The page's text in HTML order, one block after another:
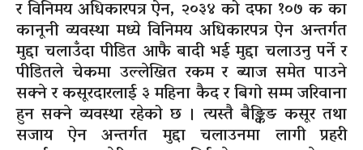
र विनिमय अधिकारपत्र ऐन, २०३४ को दफा १०७ क का
कानूनी व्यवस्था मध्ये विनिमय अधिकारपत्र ऐन अन्तर्गत
मुद्दा चलाउँदा पीडित आफै बादी भई मुद्दा चलाउनु पर्ने र
पीडितले चेकमा उल्लेखित रकम र ब्याज समेत पाउने
सक्ने र कसूरदारलाई ३ महिना कैद र बिगो सम्म जरिवाना
हुन सक्ने व्यवस्था रहेको छ । त्यस्तै बैङ्किङ कसूर तथा
सजाय ऐन अन्तर्गत मुद्दा चलाउनमा लागी प्रहरी